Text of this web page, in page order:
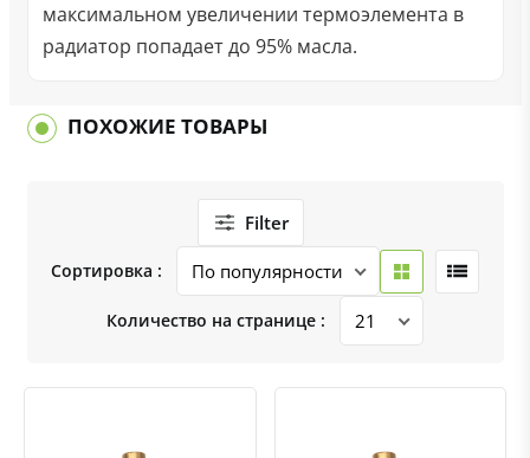
максимальном увеличении термоэлемента в
радиатор попадает до 95% масла.
ПОХОЖИЕ ТОВАРЫ
Filter
Сортировка :
Количество на странице :